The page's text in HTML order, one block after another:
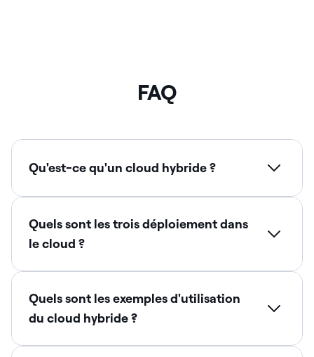
FAQ
Qu'est-ce qu'un cloud hybride ?
Quels sont les trois déploiement dans
le cloud ?
Quels sont les exemples d'utilisation
du cloud hybride ?